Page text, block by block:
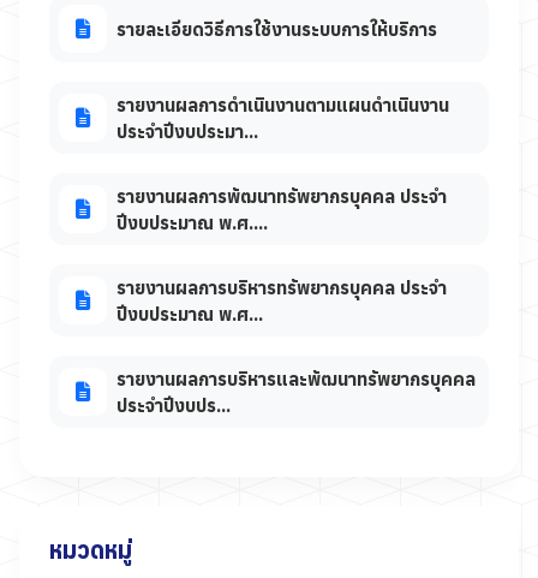
รายละเอียดวิธีการใช้งานระบบการให้บริการ
รายงานผลการดำเนินงานตามแผนดำเนินงาน
ประจำปีงบประมา...
รายงานผลการพัฒนาทรัพยากรบุคคล ประจำ
ปีงบประมาณ พ.ศ....
รายงานผลการบริหารทรัพยากรบุคคล ประจำ
ปีงบประมาณ พ.ศ...
รายงานผลการบริหารและพัฒนาทรัพยากรบุคคล
ประจำปีงบปร...
หมวดหมู่